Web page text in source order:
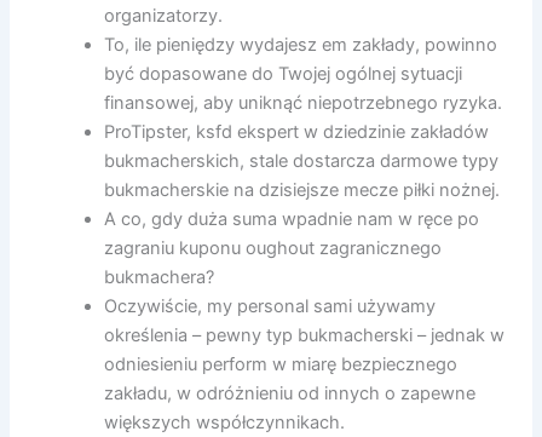
organizatorzy.
To, ile pieniędzy wydajesz em zakłady, powinno
być dopasowane do Twojej ogólnej sytuacji
finansowej, aby uniknąć niepotrzebnego ryzyka.
ProTipster, ksfd ekspert w dziedzinie zakładów
bukmacherskich, stale dostarcza darmowe typy
bukmacherskie na dzisiejsze mecze piłki nożnej.
A co, gdy duża suma wpadnie nam w ręce po
zagraniu kuponu oughout zagranicznego
bukmachera?
Oczywiście, my personal sami używamy
określenia – pewny typ bukmacherski – jednak w
odniesieniu perform w miarę bezpiecznego
zakładu, w odróżnieniu od innych o zapewne
większych współczynnikach.